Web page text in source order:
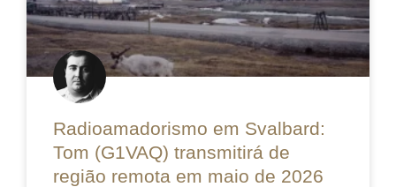
Radioamadorismo em Svalbard:
Tom (G1VAQ) transmitirá de
região remota em maio de 2026